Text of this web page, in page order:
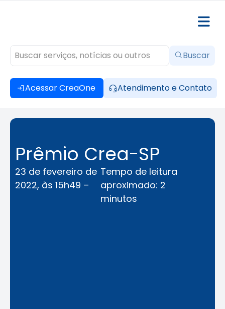
Acessar CreaOne Atendimento e Contato
Buscar
Prêmio Crea-SP
23 de fevereiro de
2022, às 15h49 –
Tempo de leitura
aproximado: 2
minutos